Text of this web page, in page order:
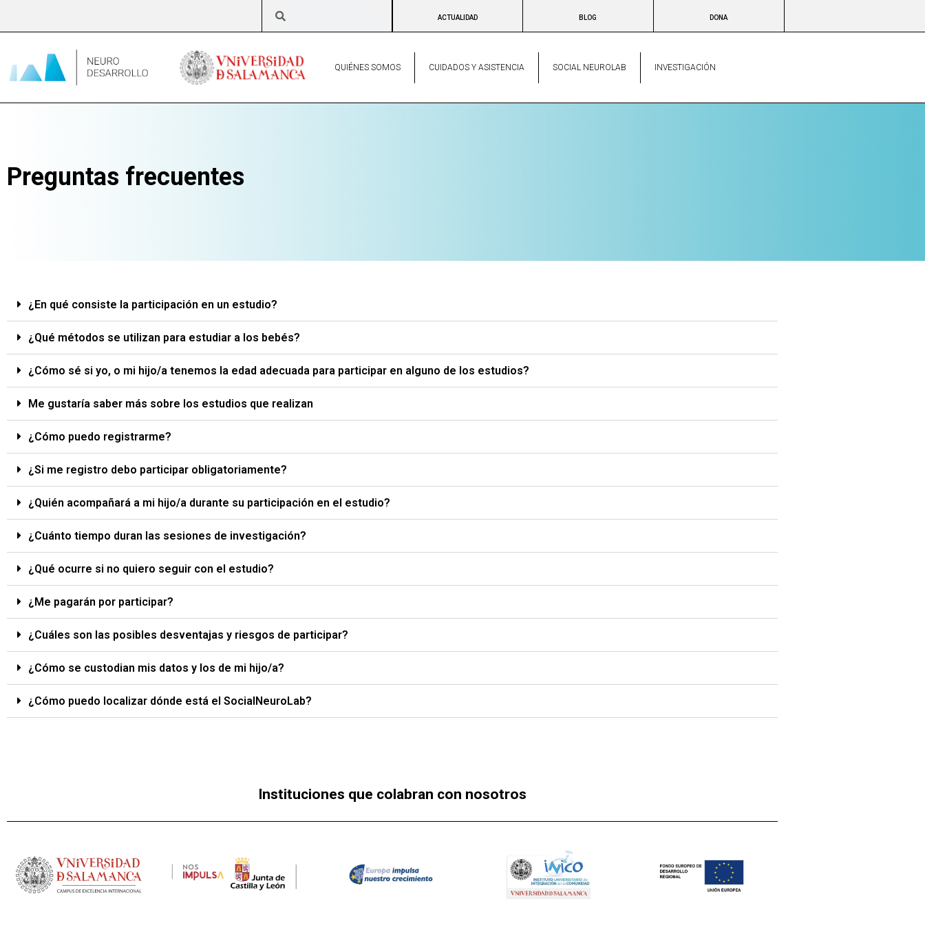
ACTUALIDAD BLOG DONA
QUIÉNES SOMOS CUIDADOS Y ASISTENCIA SOCIAL NEUROLAB INVESTIGACIÓN
Preguntas frecuentes
¿En qué consiste la participación en un estudio?
¿Qué métodos se utilizan para estudiar a los bebés?
¿Cómo sé si yo, o mi hijo/a tenemos la edad adecuada para participar en alguno de los estudios?
Me gustaría saber más sobre los estudios que realizan
¿Cómo puedo registrarme?
¿Si me registro debo participar obligatoriamente?
¿Quién acompañará a mi hijo/a durante su participación en el estudio?
¿Cuánto tiempo duran las sesiones de investigación?
¿Qué ocurre si no quiero seguir con el estudio?
¿Me pagarán por participar?
¿Cuáles son las posibles desventajas y riesgos de participar?
¿Cómo se custodian mis datos y los de mi hijo/a?
¿Cómo puedo localizar dónde está el SocialNeuroLab?
Instituciones que colabran con nosotros